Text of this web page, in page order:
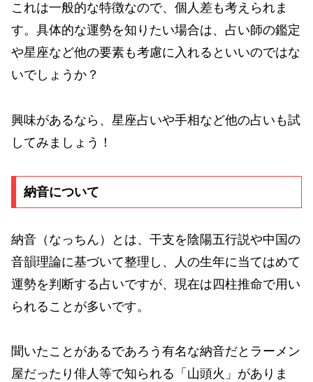
これは一般的な特徴なので、個人差も考えられま
す。具体的な運勢を知りたい場合は、占い師の鑑定
や星座など他の要素も考慮に入れるといいのではな
いでしょうか？
興味があるなら、星座占いや手相など他の占いも試
してみましょう！
納音について
納音（なっちん）とは、干支を陰陽五行説や中国の
音韻理論に基づいて整理し、人の生年に当てはめて
運勢を判断する占いですが、現在は四柱推命で用い
られることが多いです。
聞いたことがあるであろう有名な納音だとラーメン
屋だったり俳人等で知られる「山頭火」がありま